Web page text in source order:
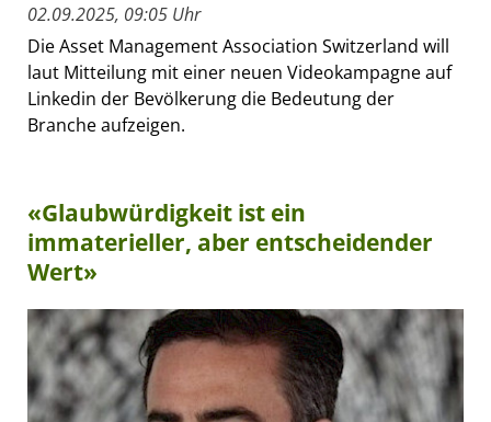
02.09.2025, 09:05 Uhr
Die Asset Management Association Switzerland will
laut Mitteilung mit einer neuen Videokampagne auf
Linkedin der Bevölkerung die Bedeutung der
Branche aufzeigen.
«Glaubwürdigkeit ist ein
immaterieller, aber entscheidender
Wert»